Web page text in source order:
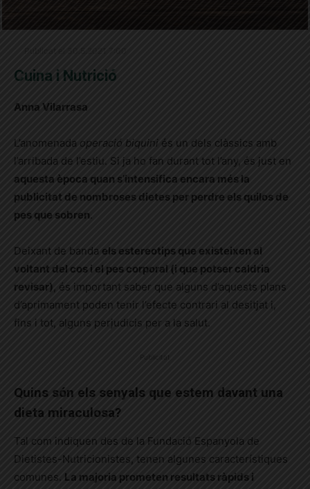
Cuina i Nutrició
Anna Vilarrasa
L’anomenada operació biquini és un dels clàssics amb
l’arribada de l’estiu. Si ja ho fan durant tot l’any, és just en
aquesta època quan s’intensifica encara més la
publicitat de nombroses dietes per perdre els quilos de
pes que sobren.
Deixant de banda els estereotips que existeixen al
voltant del cos i el pes corporal (i que potser caldria
revisar), és important saber que alguns d’aquests plans
d’aprimament poden tenir l’efecte contrari al desitjat i,
fins i tot, alguns perjudicis per a la salut.
Publicitat
Quins són els senyals que estem davant una
dieta miraculosa?
Tal com indiquen des de la Fundació Espanyola de
Dietistes-Nutricionistes, tenen algunes característiques
comunes. La majoria prometen resultats ràpids i